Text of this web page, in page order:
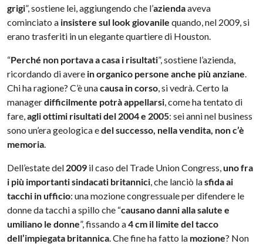
grigi”, sostiene lei, aggiungendo che l’aziendaaveva
cominciato a insistere sul look giovanile quando, nel 2009, si
erano trasferiti in un elegante quartiere di Houston.
“Perché non portava a casa i risultati”, sostiene l’azienda,
ricordando di avere in organico persone anche più anziane.
Chi ha ragione? C’è unacausa in corso, si vedrà. Certo la
managerdifficilmente potrà appellarsi, come ha tentato di
fare,agli ottimi risultati del 2004 e 2005: sei anni nel business
sono un’era geologica edel successo, nella vendita, non c’è
memoria.
Dell’estate del 2009 il caso del Trade Union Congress,uno fra
i più importanti sindacati britannici, che lanciò lasfida ai
tacchi in ufficio: una mozione congressuale per difendere le
donne da tacchi a spillo che “causano danni alla salute e
umiliano le donne”, fissando a4 cm il limite del tacco
dell’impiegata britannica. Che fine ha fatto la mozione? Non